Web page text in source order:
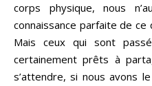
corps physique, nous
connaissance parfaite de
Mais ceux qui sont
certainement prêts à
s’attendre, si nous avons